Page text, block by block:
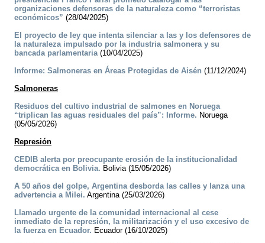
organizaciones defensoras de la naturaleza como “terroristas
económicos” (28/04/2025)
El proyecto de ley que intenta silenciar a las y los defensores de
la naturaleza impulsado por la industria salmonera y su
bancada parlamentaria(10/04/2025)
Informe: Salmoneras en Áreas Protegidas de Aisén (11/12/2024)
Salmoneras
Residuos del cultivo industrial de salmones en Noruega
“triplican las aguas residuales del país”: Informe. Noruega
(05/05/2026)
Represión
CEDIB alerta por preocupante erosión de la institucionalidad
democrática en Bolivia. Bolivia (15/05/2026)
A 50 años del golpe, Argentina desborda las calles y lanza una
advertencia a Milei. Argentina (25/03/2026)
Llamado urgente de la comunidad internacional al cese
inmediato de la represión, la militarización y el uso excesivo de
la fuerza en Ecuador. Ecuador (16/10/2025)